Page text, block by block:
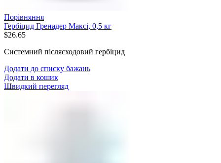
Порівняння
Гербіцид Гренадер Максі, 0,5 кг
$26.65
Системний післясходовий гербіцид
Додати до списку бажань
Додати в кошик
Швидкий перегляд